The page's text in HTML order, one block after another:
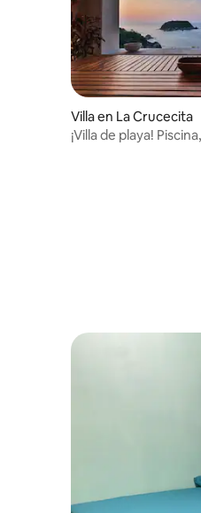
Villa en La Crucecita
¡Villa de playa!